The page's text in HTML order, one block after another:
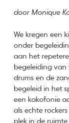
door Monique
We kregen een
onder
aan het
begeleiding van
drums en de
begeleid in het
een kakofonie
als echte
plek in de